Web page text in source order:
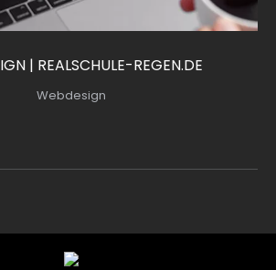
| REALSCHULE-REGEN.DE
Webdesign